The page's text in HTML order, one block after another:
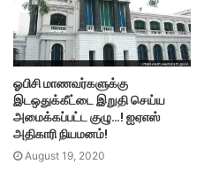
ஓபிசி மாணவர்களுக்கு
இடஒதுக்கீட்டை இறுதி செய்ய
அமைக்கப்பட்ட குழு…! ஐஏஎஸ்
அதிகாரி நியமனம்!
August 19, 2020